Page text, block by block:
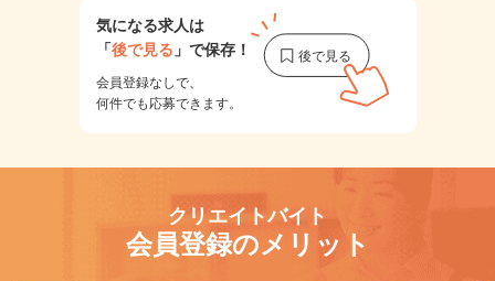
気になる求人は
「後で見る 」で保存！
会員登録なしで、
何件でも応募できます。
クリエイトバイト
会員登録のメリット